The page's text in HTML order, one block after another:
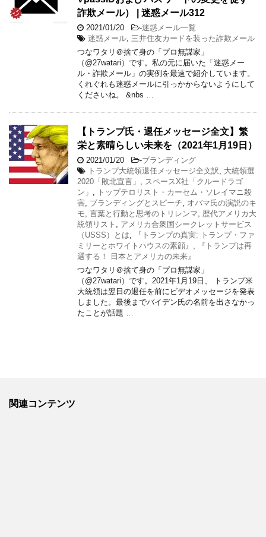
詐欺メール） | 迷惑メール312
2021/01/20 -迷惑メール一覧
迷惑メール 三井住友カードを装った詐欺メール
つなワタリ＠捨て身の「プロ無謀家」
（@27watari）です。私の元に届いた「迷惑メー
ル・詐欺メール」の実例を最速で紹介しています。
くれぐれも迷惑メールに引っかからないようにして
くださいね。 &nbs …
【トランプ氏・退任メッセージ全文】繁
栄と素晴らしい未来を（2021年1月19日）
2021/01/20 -ブランディング
トランプ大統領退任メッセージ全文訳
大統領選
2020「敗北宣言」
スペースX社「クルードラゴ
ン」
トップテロリスト・カーセム・ソレイマニ殺
害 ブランディングとスピーチ
オバマ氏の演説のキ
モ 言葉と行動と思考のトリレンマ
歴代アメリカ大
統領リスト
アメリカ合衆国シークレットサービス
（USSS）とは
『トランプの真実: トランプ・ファ
ミリーとホワイトハウスの素顔』
『トランプは再
選する！ 日本とアメリカの未来』
つなワタリ＠捨て身の「プロ無謀家」
（@27watari）です。2021年1月19日、 トランプ米
大統領は翌日の退任を前にビデオメッセージを発表
しました。最後までバイデン氏の名前を出さなかっ
たことが話題 …
関連コンテンツ